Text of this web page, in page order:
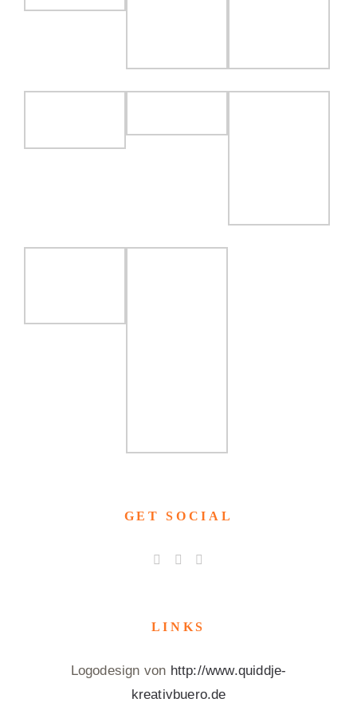
GET SOCIAL
LINKS
Logodesign von http://www.quiddje-
kreativbuero.de